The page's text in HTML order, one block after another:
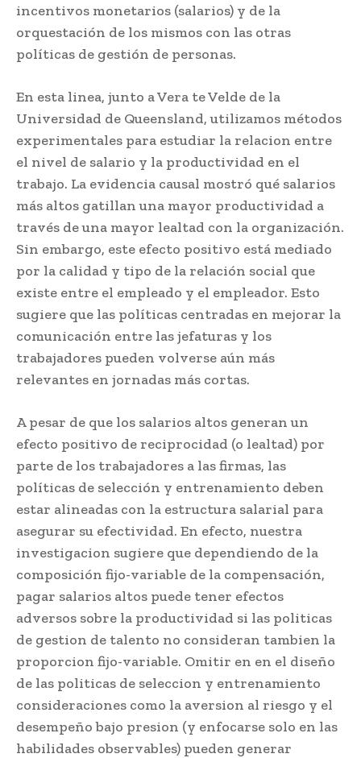
incentivos monetarios (salarios) y de la
orquestación de los mismos con las otras
políticas de gestión de personas.
En esta linea, junto a Vera te Velde de la
Universidad de Queensland, utilizamos métodos
experimentales para estudiar la relacion entre
el nivel de salario y la productividad en el
trabajo. La evidencia causal mostró qué salarios
más altos gatillan una mayor productividad a
través de una mayor lealtad con la organización.
Sin embargo, este efecto positivo está mediado
por la calidad y tipo de la relación social que
existe entre el empleado y el empleador. Esto
sugiere que las políticas centradas en mejorar la
comunicación entre las jefaturas y los
trabajadores pueden volverse aún más
relevantes en jornadas más cortas.
A pesar de que los salarios altos generan un
efecto positivo de reciprocidad (o lealtad) por
parte de los trabajadores a las firmas, las
políticas de selección y entrenamiento deben
estar alineadas con la estructura salarial para
asegurar su efectividad. En efecto, nuestra
investigacion sugiere que dependiendo de la
composición fijo-variable de la compensación,
pagar salarios altos puede tener efectos
adversos sobre la productividad si las politicas
de gestion de talento no consideran tambien la
proporcion fijo-variable. Omitir en en el diseño
de las politicas de seleccion y entrenamiento
consideraciones como la aversion al riesgo y el
desempeño bajo presion (y enfocarse solo en las
habilidades observables) pueden generar